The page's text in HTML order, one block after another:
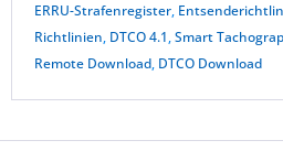
ERRU-Strafenregister,
Richtlinien, DTCO 4.1,Smart
Remote Download, DTCO Download